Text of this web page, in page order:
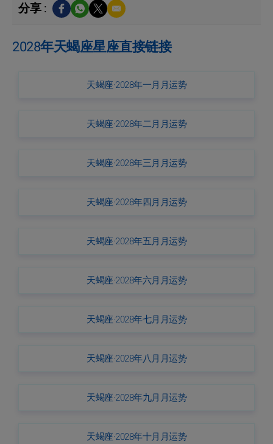
分享 :
2028年天蝎座星座直接链接
天蝎座·2028年一月月运势
天蝎座·2028年二月月运势
天蝎座·2028年三月月运势
天蝎座·2028年四月月运势
天蝎座·2028年五月月运势
天蝎座·2028年六月月运势
天蝎座·2028年七月月运势
天蝎座·2028年八月月运势
天蝎座·2028年九月月运势
天蝎座·2028年十月月运势